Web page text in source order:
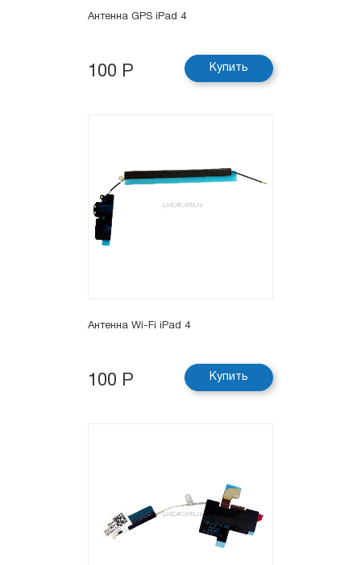
Антенна GPS iPad 4
100 Р Купить
Антенна Wi-Fi iPad 4
100 Р Купить